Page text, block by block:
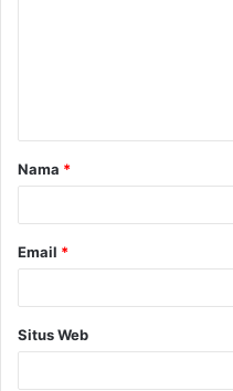
a
r
Nama *
Email *
Situs Web